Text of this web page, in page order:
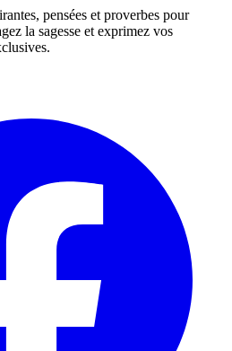
pensées et proverbes pour
la sagesse et exprimez vos